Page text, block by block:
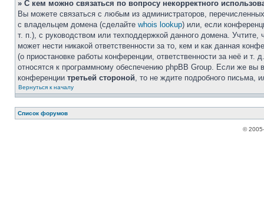
» С кем можно связаться по вопросу некорректного
Вы можете связаться с любым из администраторов,
с владельцем домена (сделайте whois lookup) или, если
т. п.), с руководством или техподдержкой данного домена. Учтите,
может нести никакой ответственности за то, кем и как данная
(о приостановке работы конференции, ответственности за неё и т.
относятся к программному обеспечению phpBB Group. Если же вы
конференции третьей стороной, то не ждите подробного письма,
Вернуться к началу
Список форумов
©